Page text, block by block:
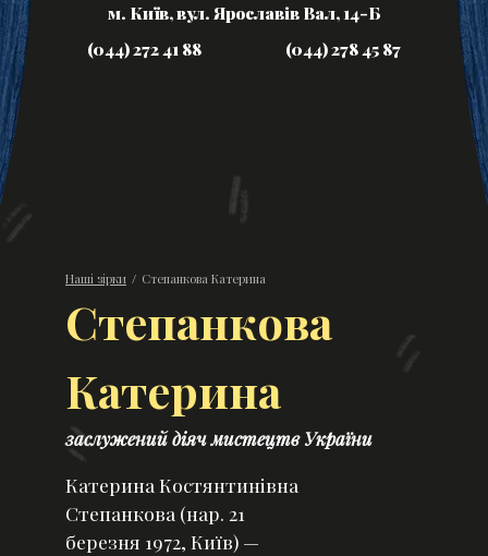
м. Київ, вул. Ярославів Вал, 14-Б
(044) 272 41 88
(044) 278 45 87
Наші зірки / Степанкова Катерина
Степанкова
Катерина
заслужений діяч мистецтв України
Катерина Костянтинівна
Степанкова (нар. 21
березня 1972, Київ) —